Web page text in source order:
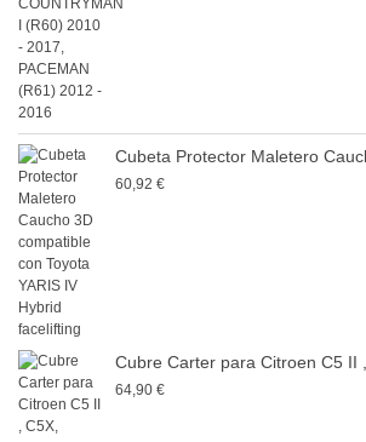
Cubeta Protector Maletero
60,92 €
Cubre Carter para Citroen C5 II
64,90 €